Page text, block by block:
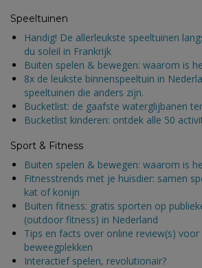
Speeltuinen
Handig! De allerleukste speeltuinen
du soleil in Frankrijk
Buiten spelen & bewegen: waarom is
8x de leukste binnenspeeltuin in
speeltuinen die anders zijn.
Bucketlist: de gaafste waterglijbanen
Bucketlist kinderen: ontdek alle 50
Sport & Fitness
Buiten spelen & bewegen: waarom is
Fitnesstrends met je huisdier: samen
kat of konijn
Buiten fitness: gratis sporten op
(outdoor fitness) in Nederland
Tips en facts over online review(s) voor
beweegplekken
Interactief spelen, revolutionair?